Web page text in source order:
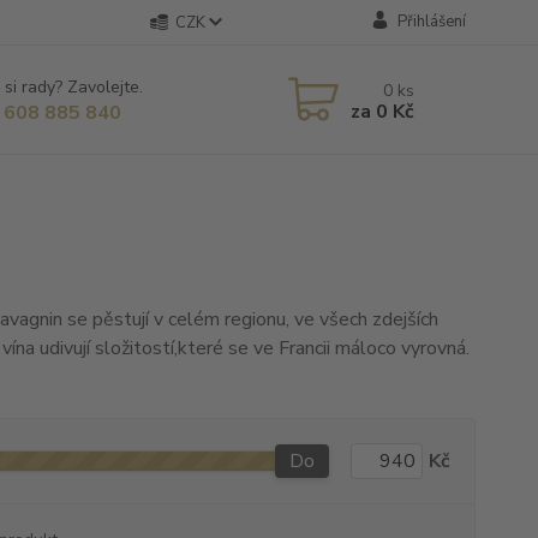
CZK Přihlášení
rady? Zavolejte.
885 840
0 ks
za 0 Kč
se pěstují v celém regionu, ve všech zdejších
udivují složitostí,které se ve Francii máloco vyrovná.
Do Kč